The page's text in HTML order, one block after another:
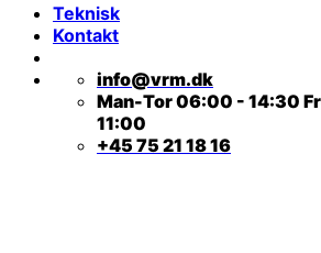
Teknisk
Kontakt
info@vrm.dk
Man-Tor 06:00 - 14:30
11:00
+45 75 21 18 16